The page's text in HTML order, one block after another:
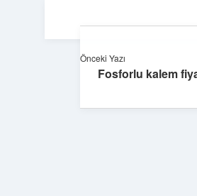
Önceki Yazı
Fosforlu kalem